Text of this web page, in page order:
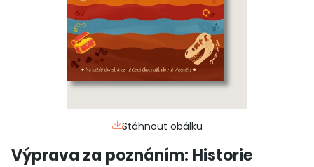
Stáhnout obálku
Výprava za poznáním: Historie